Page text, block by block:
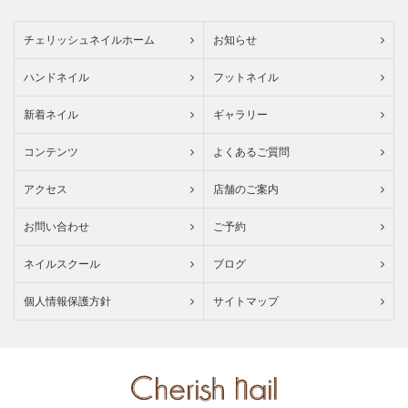
チェリッシュネイルホーム お知らせ
ハンドネイル フットネイル
新着ネイル ギャラリー
コンテンツ よくあるご質問
アクセス 店舗のご案内
お問い合わせ ご予約
ネイルスクール ブログ
個人情報保護方針 サイトマップ